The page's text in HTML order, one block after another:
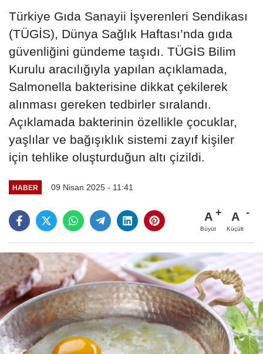
Türkiye Gıda Sanayii İşverenleri Sendikası
(TÜGİS), Dünya Sağlık Haftası’nda gıda
güvenliğini gündeme taşıdı. TÜGİS Bilim
Kurulu aracılığıyla yapılan açıklamada,
Salmonella bakterisine dikkat çekilerek
alınması gereken tedbirler sıralandı.
Açıklamada bakterinin özellikle çocuklar,
yaşlılar ve bağışıklık sistemi zayıf kişiler
için tehlike oluşturduğun altı çizildi.
HABER 09 Nisan 2025 - 11:41
A
Büyüt
A
Küçült